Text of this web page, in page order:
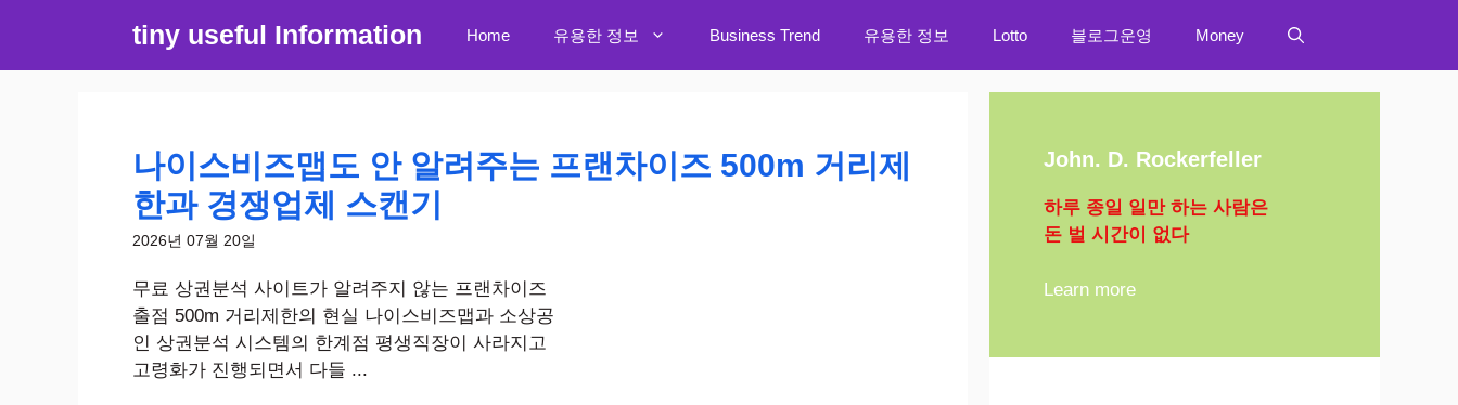
츠
tiny useful Information Home 유용한 정보 Business Trend 유용한 정보 Lotto 블로그운영 Money
나이스비즈맵도 안 알려주는 프랜차이즈 500m 거리제
한과 경쟁업체 스캔기
2026년 07월 20일
무료 상권분석 사이트가 알려주지 않는 프랜차이즈
출점 500m 거리제한의 현실 나이스비즈맵과 소상공
인 상권분석 시스템의 한계점 평생직장이 사라지고
고령화가 진행되면서 다들 ...
John. D. Rockerfeller
하루 종일 일만 하는 사람은
돈 벌 시간이 없다
Learn more